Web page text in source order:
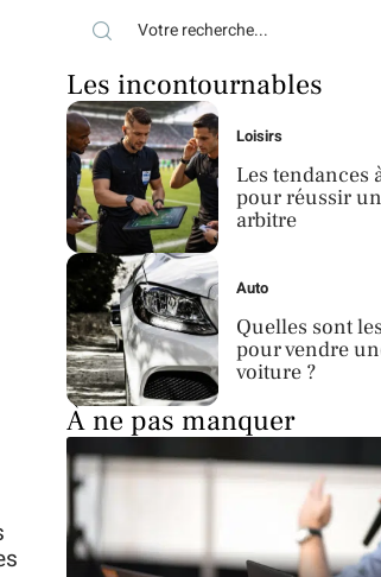
Les incontournables
Loisirs
Les tendances
pour réussir
arbitre
Auto
Quelles sont
pour vendre
voiture ?
À ne pas manquer